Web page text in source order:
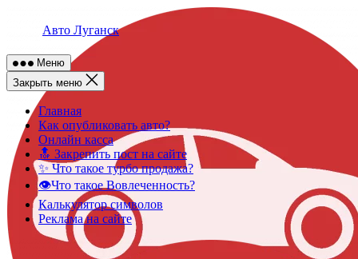
Авто Луганск
Меню
Закрыть меню
Главная
Как опубликовать авто?
Онлайн касса
🔝 Закрепить пост на сайте
✨ Что такое турбо продажа?
👁️Что такое Вовлеченность?
Калькулятор символов
Реклама на сайте